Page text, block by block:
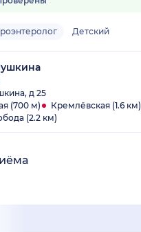
Детский
д 25
(700 м)
Кремлёвская (1.6 км)
(2.2 км)